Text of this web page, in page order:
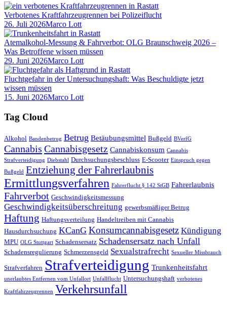
Verbotenes Kraftfahrzeugrennen bei Polizeiflucht
26. Juli 2026Marco Lott
Atemalkohol-Messung & Fahrverbot: OLG Braunschweig 2026 –
Was Betroffene wissen müssen
29. Juni 2026Marco Lott
Fluchtgefahr in der Untersuchungshaft: Was Beschuldigte jetzt
wissen müssen
15. Juni 2026Marco Lott
Tag Cloud
Alkohol Bandenbetrug Betrug Betäubungsmittel Bußgeld BVerfG
Cannabis Cannabisgesetz Cannabiskonsum Cannabis
Strafverteidigung Diebstahl Durchsuchungsbeschluss E-Scooter Einspruch gegen
Bußgeld Entziehung der Fahrerlaubnis
Ermittlungsverfahren Fahrerflucht § 142 StGB Fahrerlaubnis
Fahrverbot Geschwindigkeitsmessung
Geschwindigkeitsüberschreitung gewerbsmäßiger Betrug
Haftung Haftungsverteilung Handeltreiben mit Cannabis
Hausdurchsuchung KCanG Konsumcannabisgesetz Kündigung
MPU OLG Stuttgart Schadensersatz Schadensersatz nach Unfall
Schadensregulierung Schmerzensgeld Sexualstrafrecht Sexueller Missbrauch
Strafverfahren Strafverteidigung Trunkenheitsfahrt
unerlaubtes Entfernen vom Unfallort Unfallflucht Untersuchungshaft verbotenes
Kraftfahrzeugrennen Verkehrsunfall